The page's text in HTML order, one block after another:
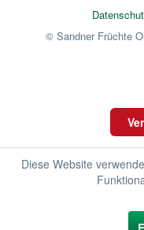
© Sandner Früchte
Diese Website